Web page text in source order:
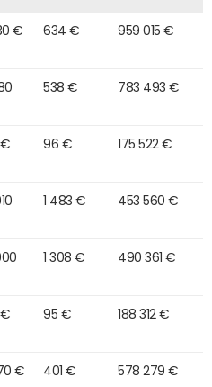
€ 634 € 959 015 €
538 € 783 493 €
€ 96 € 175 522 €
1 483 € 453 560 €
1 308 € 490 361 €
€ 95 € 188 312 €
€ 401 € 578 279 €